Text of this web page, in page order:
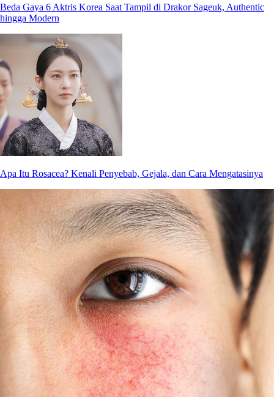
Beda Gaya 6 Aktris Korea Saat Tampil di Drakor Sageuk, Authentic
hingga Modern
Apa Itu Rosacea? Kenali Penyebab, Gejala, dan Cara Mengatasinya